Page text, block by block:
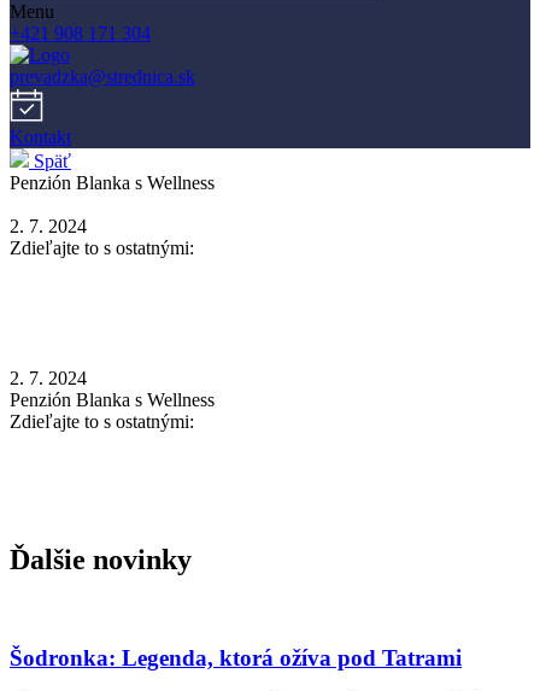
Menu
+421 908 171 304
prevadzka@strednica.sk
Kontakt
Späť
Penzión Blanka s Wellness
2. 7. 2024
Zdieľajte to s ostatnými:
2. 7. 2024
Penzión Blanka s Wellness
Zdieľajte to s ostatnými:
Ďalšie novinky
Šodronka: Legenda, ktorá ožíva pod Tatrami